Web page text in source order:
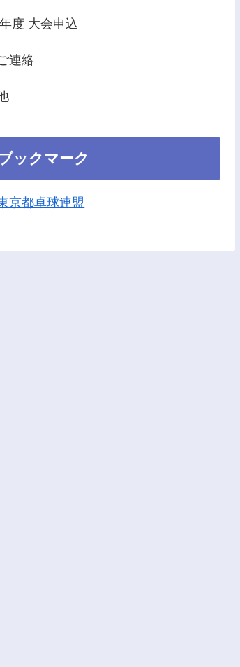
度 大会申込
連絡
ブックマーク
京都卓球連盟